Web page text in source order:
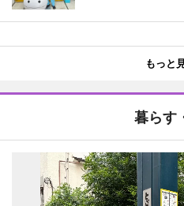
もっと
暮らす